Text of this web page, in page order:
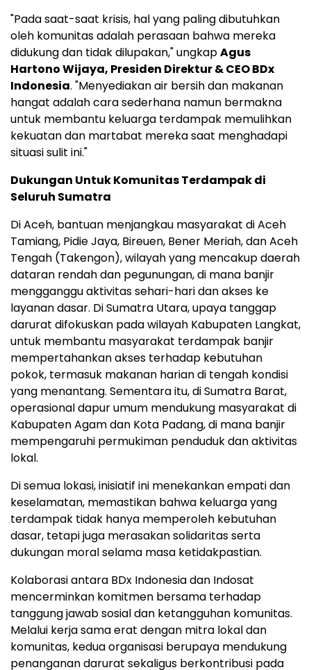
"Pada saat-saat krisis, hal yang paling dibutuhkan
oleh komunitas adalah perasaan bahwa mereka
didukung dan tidak dilupakan," ungkapAgus
Hartono Wijaya, Presiden Direktur & CEO BDx
Indonesia. "Menyediakan air bersih dan makanan
hangat adalah cara sederhana namun bermakna
untuk membantu keluarga terdampak memulihkan
kekuatan dan martabat mereka saat menghadapi
situasi sulit ini."
Dukungan Untuk Komunitas Terdampak di
Seluruh Sumatra
Di Aceh, bantuan menjangkau masyarakat di Aceh
Tamiang, Pidie Jaya, Bireuen, Bener Meriah, dan Aceh
Tengah (Takengon), wilayah yang mencakup daerah
dataran rendah dan pegunungan, di mana banjir
mengganggu aktivitas sehari-hari dan akses ke
layanan dasar. Di Sumatra Utara, upaya tanggap
darurat difokuskan pada wilayah Kabupaten Langkat,
untuk membantu masyarakat terdampak banjir
mempertahankan akses terhadap kebutuhan
pokok, termasuk makanan harian di tengah kondisi
yang menantang. Sementara itu, di Sumatra Barat,
operasional dapur umum mendukung masyarakat di
Kabupaten Agam dan Kota Padang, di mana banjir
mempengaruhi permukiman penduduk dan aktivitas
lokal.
Di semua lokasi, inisiatif ini menekankan empati dan
keselamatan, memastikan bahwa keluarga yang
terdampak tidak hanya memperoleh kebutuhan
dasar, tetapi juga merasakan solidaritas serta
dukungan moral selama masa ketidakpastian.
Kolaborasi antara BDx Indonesia dan Indosat
mencerminkan komitmen bersama terhadap
tanggung jawab sosial dan ketangguhan komunitas.
Melalui kerja sama erat dengan mitra lokal dan
komunitas, kedua organisasi berupaya mendukung
penanganan darurat sekaligus berkontribusi pada